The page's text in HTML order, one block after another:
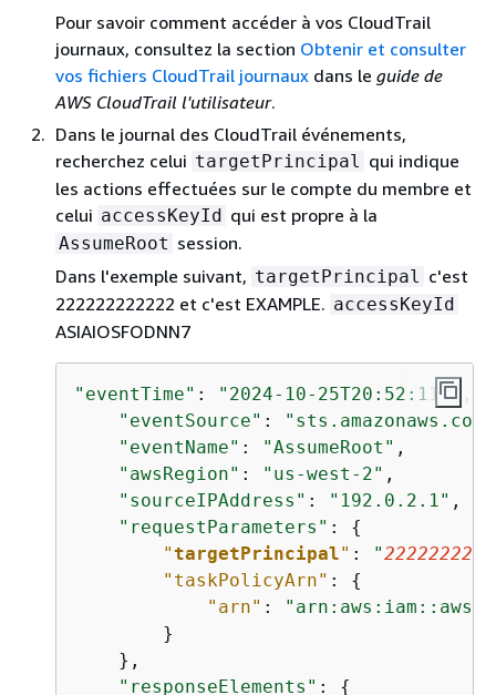
Pour savoir comment accéder à vos CloudTrail
journaux, consultez la section Obtenir et consulter
vos fichiers CloudTrail journaux dans le guide de
AWS CloudTrail l'utilisateur.
Dans le journal des CloudTrail événements,
recherchez celui targetPrincipal qui indique
les actions effectuées sur le compte du membre et
celui accessKeyId qui est propre à la
AssumeRoot session.
Dans l'exemple suivant, targetPrincipal c'est
222222222222 et c'est EXAMPLE. accessKeyId
ASIAIOSFODNN7
"eventTime" : "2024-10-25T20:52:11Z"
"eventSource" : "sts.amazonaws.com"
"eventName" : "AssumeRoot" ,
"awsRegion" : "us-west-2" ,
"sourceIPAddress" : "192.0.2.1"
"requestParameters" : {
"targetPrincipal" : "
"taskPolicyArn" : {
"arn" :
        }
    },
"responseElements" : {